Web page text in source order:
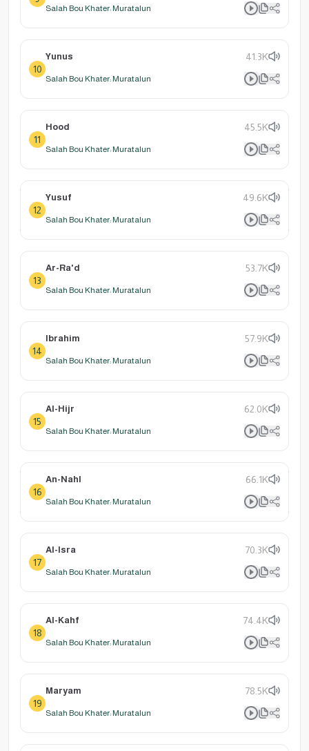
Salah Bou Khater: Muratalun
10
Yunus 41.3K
Salah Bou Khater: Muratalun
11
Hood 45.5K
Salah Bou Khater: Muratalun
12
Yusuf 49.6K
Salah Bou Khater: Muratalun
13
Ar-Ra'd 53.7K
Salah Bou Khater: Muratalun
14
Ibrahim 57.9K
Salah Bou Khater: Muratalun
15
Al-Hijr 62.0K
Salah Bou Khater: Muratalun
16
An-Nahl 66.1K
Salah Bou Khater: Muratalun
17
Al-Isra 70.3K
Salah Bou Khater: Muratalun
18
Al-Kahf 74.4K
Salah Bou Khater: Muratalun
19
Maryam 78.5K
Salah Bou Khater: Muratalun